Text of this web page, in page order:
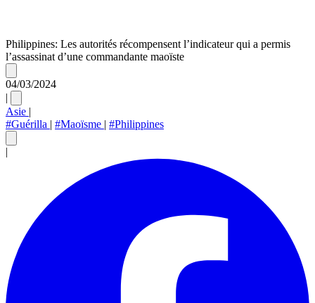
Philippines: Les autorités récompensent l’indicateur qui a permis
l’assassinat d’une commandante maoïste
04/03/2024
|
Asie |
#Guérilla | #Maoïsme | #Philippines
|